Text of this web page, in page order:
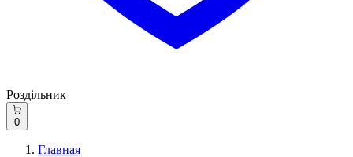
Роздільник
0
Главная